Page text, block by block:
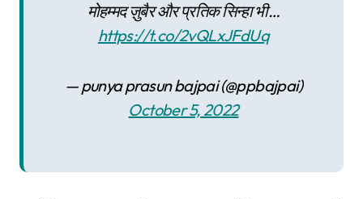
मोहम्मद ज़ुबैर और प्रतिक सिन्हा भी…
https://t.co/2vQLxJFdUq
— punya prasun bajpai (@ppbajpai)
October 5, 2022